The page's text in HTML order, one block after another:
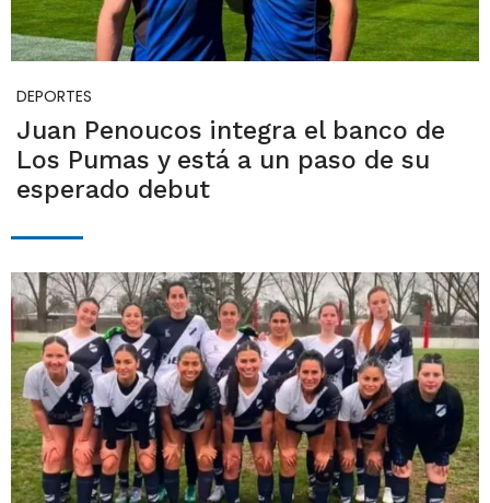
DEPORTES
Juan Penoucos integra el banco de
Los Pumas y está a un paso de su
esperado debut